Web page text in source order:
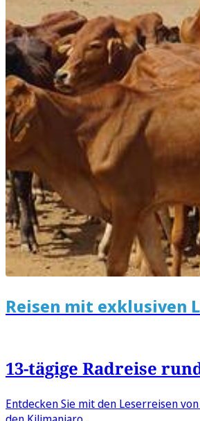
Reisen mit exklusiven
13-tägige Radreise
Entdecken Sie mit den Leserreisen